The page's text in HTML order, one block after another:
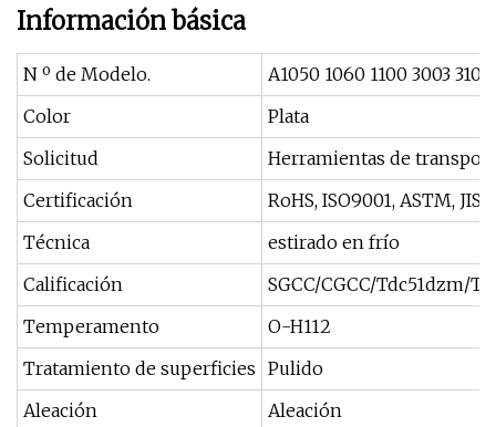
Información básica
N º de Modelo.
A1050 1060 1100 3003
Color
Plata
Solicitud
Herramientas de
Certificación
RoHS, ISO9001, ASTM, JIS,
Técnica
estirado en frío
Calificación
SGCC/CGCC/Tdc51dzm/
Temperamento
O-H112
Tratamiento de superficies Pulido
Aleación
Aleación